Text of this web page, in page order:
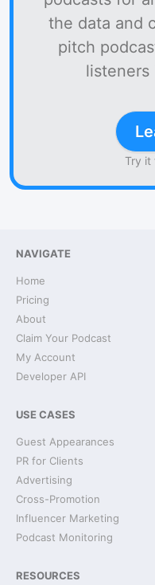
the data and
pitch
listeners
Try it
NAVIGATE
Home
Pricing
About
Claim Your Podcast
My Account
Developer API
USE CASES
Guest Appearances
PR for Clients
Advertising
Cross-Promotion
Influencer Marketing
Podcast Monitoring
RESOURCES